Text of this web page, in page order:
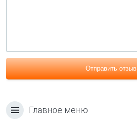
Отправить отзыв
Главное меню